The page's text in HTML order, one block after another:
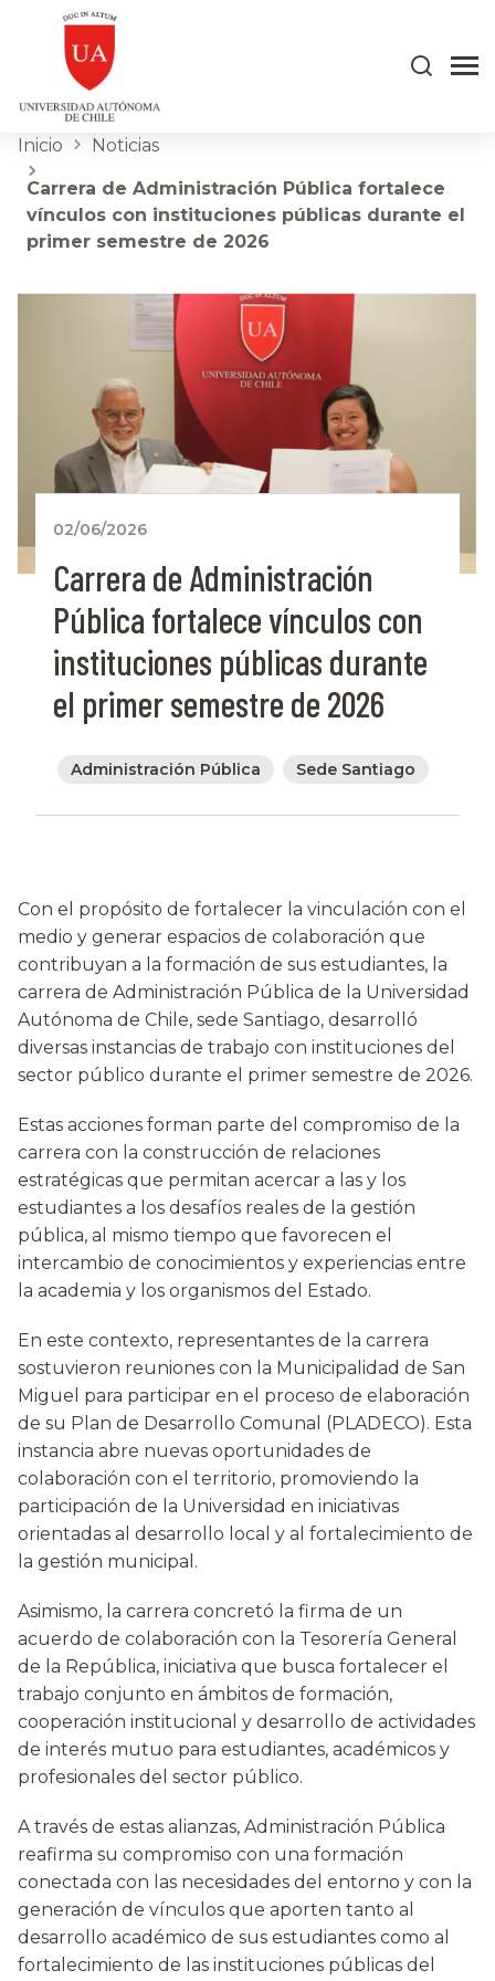
Inicio Noticias
Carrera de Administración Pública fortalece
vínculos con instituciones públicas durante el
primer semestre de 2026
02/06/2026
Carrera de Administración
Pública fortalece vínculos con
instituciones públicas durante
el primer semestre de 2026
Administración Pública Sede Santiago
Con el propósito de fortalecer la vinculación con el
medio y generar espacios de colaboración que
contribuyan a la formación de sus estudiantes, la
carrera de Administración Pública de la Universidad
Autónoma de Chile, sede Santiago, desarrolló
diversas instancias de trabajo con instituciones del
sector público durante el primer semestre de 2026.
Estas acciones forman parte del compromiso de la
carrera con la construcción de relaciones
estratégicas que permitan acercar a las y los
estudiantes a los desafíos reales de la gestión
pública, al mismo tiempo que favorecen el
intercambio de conocimientos y experiencias entre
la academia y los organismos del Estado.
En este contexto, representantes de la carrera
sostuvieron reuniones con la Municipalidad de San
Miguel para participar en el proceso de elaboración
de su Plan de Desarrollo Comunal (PLADECO). Esta
instancia abre nuevas oportunidades de
colaboración con el territorio, promoviendo la
participación de la Universidad en iniciativas
orientadas al desarrollo local y al fortalecimiento de
la gestión municipal.
Asimismo, la carrera concretó la firma de un
acuerdo de colaboración con la Tesorería General
de la República, iniciativa que busca fortalecer el
trabajo conjunto en ámbitos de formación,
cooperación institucional y desarrollo de actividades
de interés mutuo para estudiantes, académicos y
profesionales del sector público.
A través de estas alianzas, Administración Pública
reafirma su compromiso con una formación
conectada con las necesidades del entorno y con la
generación de vínculos que aporten tanto al
desarrollo académico de sus estudiantes como al
fortalecimiento de las instituciones públicas del